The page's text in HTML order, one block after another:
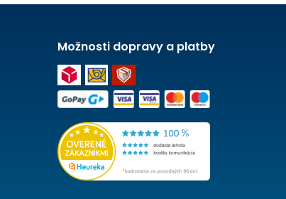
Možnosti dopravy a platby